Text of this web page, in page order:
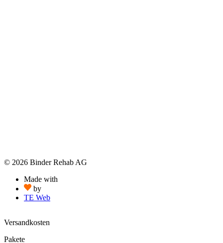
© 2026 Binder Rehab AG
Made with
by
TE Web
Versandkosten
Pakete